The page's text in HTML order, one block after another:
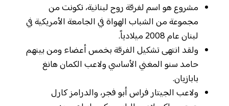
مشروع هو اسم لفرقة روح لبنانية، تكونت من
مجموعة من الشباب الهواة في الجامعة الأمريكية في
لبنان عام 2008 ميلادياً.
ولقد انتهى تشكيل الفرقة بخمس أعضاء ومن بينهم
حامد سنو المغني الأساسي ولاعب الكمان هانغ
بابازيان.
ولاعب الجيتار فراس أبو فجر، والدرامز كارل